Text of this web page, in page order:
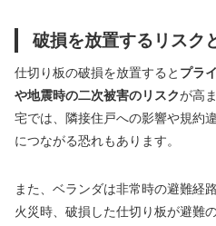
破損を放置するリスク
仕切り板の破損を放置すると プラ
や地震時の二次被害のリスクが高
宅では、隣接住戸への影響や規約
につながる恐れもあります。
また、ベランダは非常時の避難経
火災時、破損した仕切り板が避難